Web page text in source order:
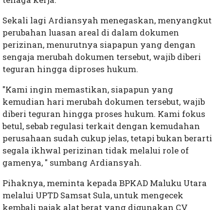
Sekali lagi Ardiansyah menegaskan, menyangkut
perubahan luasan areal di dalam dokumen
perizinan, menurutnya siapapun yang dengan
sengaja merubah dokumen tersebut, wajib diberi
teguran hingga diproses hukum.
"Kami ingin memastikan, siapapun yang
kemudian hari merubah dokumen tersebut, wajib
diberi teguran hingga proses hukum. Kami fokus
betul, sebab regulasi terkait dengan kemudahan
perusahaan sudah cukup jelas, tetapi bukan berarti
segala ikhwal perizinan tidak melalui role of
gamenya, " sumbang Ardiansyah.
Pihaknya, meminta kepada BPKAD Maluku Utara
melalui UPTD Samsat Sula, untuk mengecek
kembali pajak alat berat yang digunakan CV